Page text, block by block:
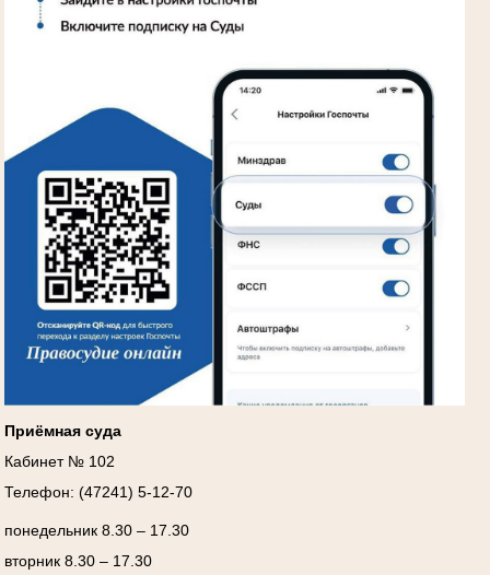
Приёмная суда
Кабинет № 102
Телефон: (47241) 5-12-70
понедельник 8.30 – 17.30
вторник 8.30 – 17.30